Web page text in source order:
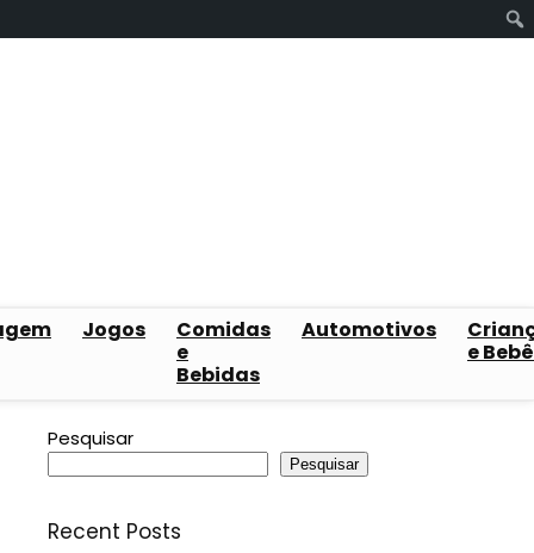
Jogos
Comidas
e
Bebidas
Automotivos
e
Pesquisar
Pesquisar
Recent Posts